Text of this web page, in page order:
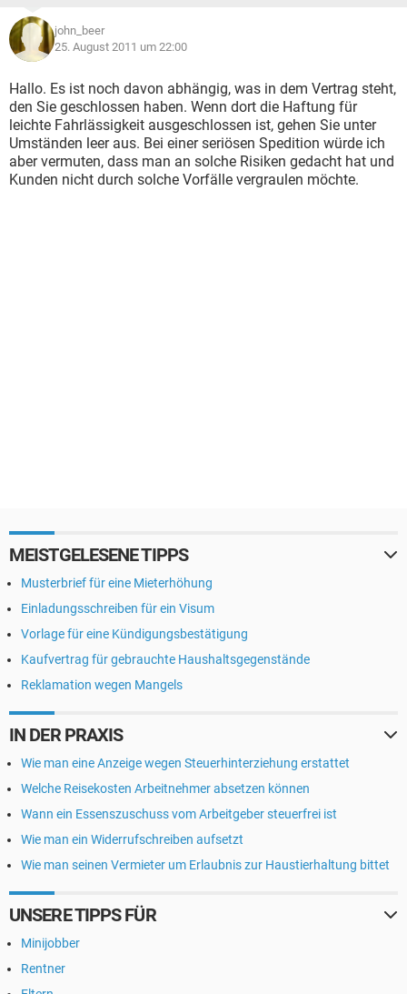
john_beer
25. August 2011 um 22:00
Hallo. Es ist noch davon abhängig, was in dem Vertrag steht,
den Sie geschlossen haben. Wenn dort die Haftung für
leichte Fahrlässigkeit ausgeschlossen ist, gehen Sie unter
Umständen leer aus. Bei einer seriösen Spedition würde ich
aber vermuten, dass man an solche Risiken gedacht hat und
Kunden nicht durch solche Vorfälle vergraulen möchte.
MEISTGELESENE TIPPS
Musterbrief für eine Mieterhöhung
Einladungsschreiben für ein Visum
Vorlage für eine Kündigungsbestätigung
Kaufvertrag für gebrauchte Haushaltsgegenstände
Reklamation wegen Mangels
IN DER PRAXIS
Wie man eine Anzeige wegen Steuerhinterziehung erstattet
Welche Reisekosten Arbeitnehmer absetzen können
Wann ein Essenszuschuss vom Arbeitgeber steuerfrei ist
Wie man ein Widerrufschreiben aufsetzt
Wie man seinen Vermieter um Erlaubnis zur Haustierhaltung bittet
UNSERE TIPPS FÜR
Minijobber
Rentner